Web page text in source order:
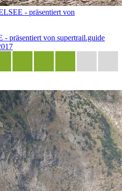
- präsentiert von
präsentiert von supertrail.guide